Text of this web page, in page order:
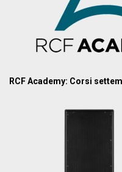
RCF Academy: Corsi